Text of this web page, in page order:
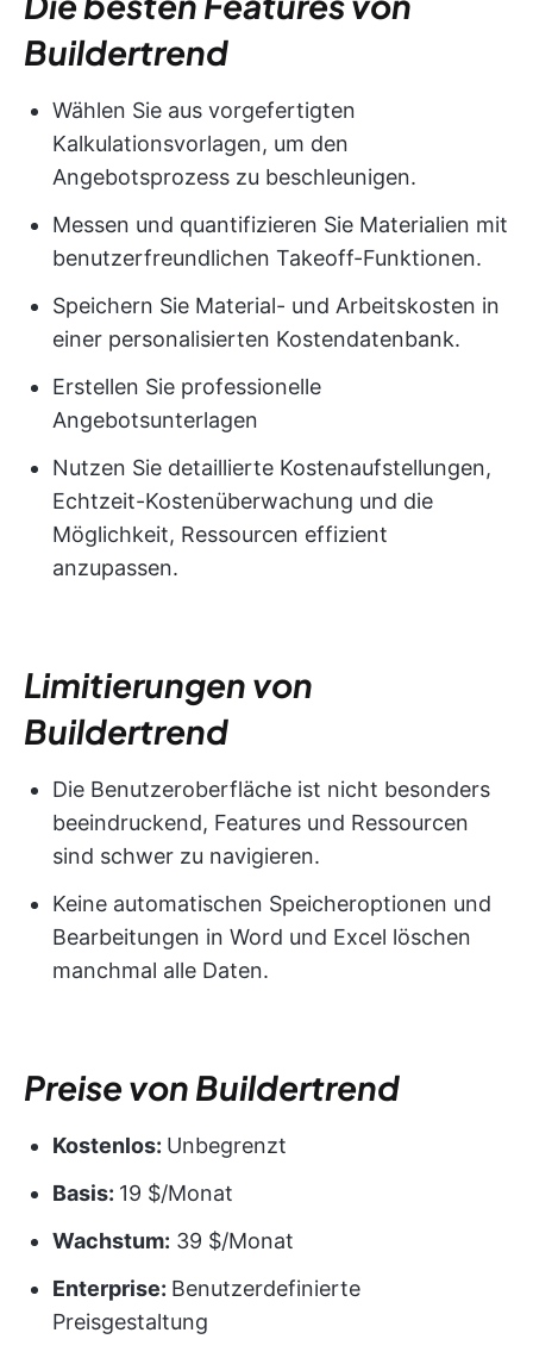
Buildertrend
Wählen Sie aus vorgefertigten
Kalkulationsvorlagen, um den
Angebotsprozess zu beschleunigen.
Messen und quantifizieren Sie Materialien mit
benutzerfreundlichen Takeoff-Funktionen.
Speichern Sie Material- und Arbeitskosten in
einer personalisierten Kostendatenbank.
Erstellen Sie professionelle
Angebotsunterlagen
Nutzen Sie detaillierte Kostenaufstellungen,
Echtzeit-Kostenüberwachung und die
Möglichkeit, Ressourcen effizient
anzupassen.
Limitierungen von
Buildertrend
Die Benutzeroberfläche ist nicht besonders
beeindruckend, Features und Ressourcen
sind schwer zu navigieren.
Keine automatischen Speicheroptionen und
Bearbeitungen in Word und Excel löschen
manchmal alle Daten.
Preise von Buildertrend
Kostenlos: Unbegrenzt
Basis: 19 $/Monat
Wachstum: 39 $/Monat
Enterprise: Benutzerdefinierte
Preisgestaltung